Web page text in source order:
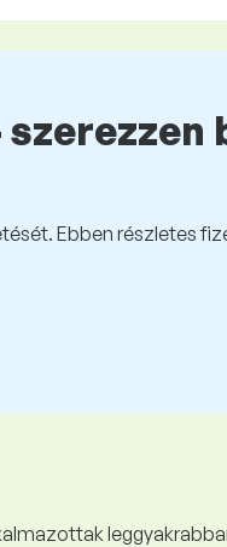
Ebben részletes